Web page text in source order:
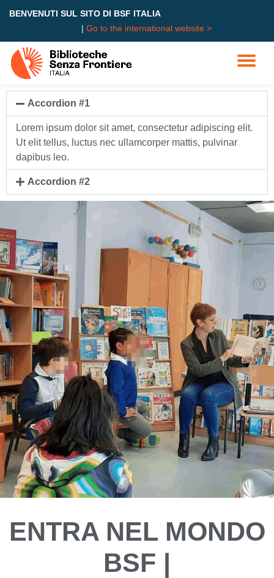
content
BENVENUTI SUL SITO DI BSF ITALIA
| Go to the international website >
Accordion #1
Lorem ipsum dolor sit amet, consectetur adipiscing elit.
Ut elit tellus, luctus nec ullamcorper mattis, pulvinar
dapibus leo.
Accordion #2
ENTRA NEL MONDO
BSF |